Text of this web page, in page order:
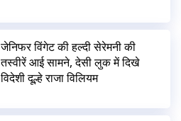
जेनिफर विंगेट की हल्दी सेरेमनी की
तस्वीरें आई सामने, देसी लुक में दिखे
विदेशी दूल्हे राजा विलियम